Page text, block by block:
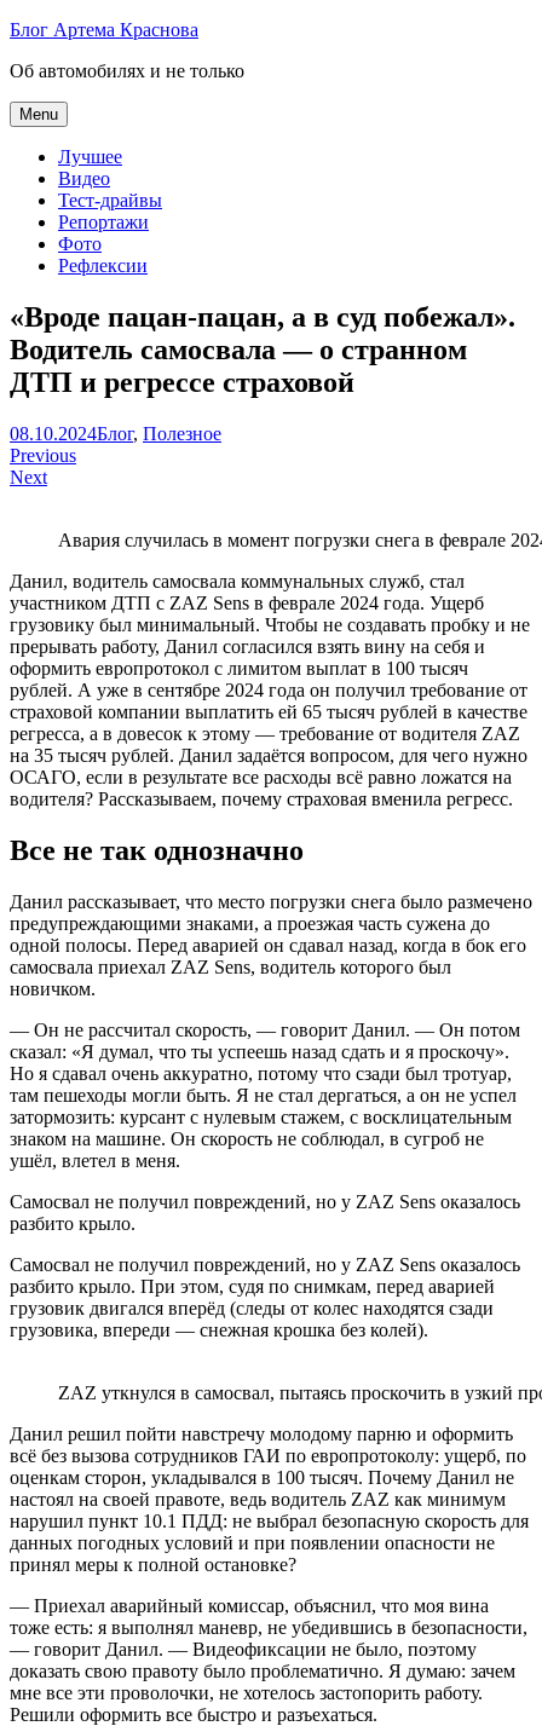
Skip
content
Блог Артема Краснова
Об автомобилях и не только
Menu
Лучшее
Видео
Тест-драйвы
Репортажи
Фото
Рефлексии
«Вроде пацан-пацан, а в суд побежал».
Водитель самосвала — о странном
ДТП и регрессе страховой
Артем
Краснов
08.10.2024Блог, Полезное
Навигация
по
Previous
Next
Авария случилась в момент погрузки снега в феврале
Данил, водитель самосвала коммунальных служб, стал
участником ДТП с ZAZ Sens в феврале 2024 года. Ущерб
грузовику был минимальный. Чтобы не создавать пробку и не
прерывать работу, Данил согласился взять вину на себя и
оформить европротокол с лимитом выплат в 100 тысяч
рублей. А уже в сентябре 2024 года он получил требование от
страховой компании выплатить ей 65 тысяч рублей в качестве
регресса, а в довесок к этому — требование от водителя ZAZ
на 35 тысяч рублей. Данил задаётся вопросом, для чего нужно
ОСАГО, если в результате все расходы всё равно ложатся на
водителя? Рассказываем, почему страховая вменила регресс.
Все не так однозначно
Данил рассказывает, что место погрузки снега было размечено
предупреждающими знаками, а проезжая часть сужена до
одной полосы. Перед аварией он сдавал назад, когда в бок его
самосвала приехал ZAZ Sens, водитель которого был
новичком.
— Он не рассчитал скорость, — говорит Данил. — Он потом
сказал: «Я думал, что ты успеешь назад сдать и я проскочу».
Но я сдавал очень аккуратно, потому что сзади был тротуар,
там пешеходы могли быть. Я не стал дергаться, а он не успел
затормозить: курсант с нулевым стажем, с восклицательным
знаком на машине. Он скорость не соблюдал, в сугроб не
ушёл, влетел в меня.
Самосвал не получил повреждений, но у ZAZ Sens оказалось
разбито крыло.
Самосвал не получил повреждений, но у ZAZ Sens оказалось
разбито крыло. При этом, судя по снимкам, перед аварией
грузовик двигался вперёд (следы от колес находятся сзади
грузовика, впереди — снежная крошка без колей).
ZAZ уткнулся в самосвал, пытаясь проскочить в узкий
Данил решил пойти навстречу молодому парню и оформить
всё без вызова сотрудников ГАИ по европротоколу: ущерб, по
оценкам сторон, укладывался в 100 тысяч. Почему Данил не
настоял на своей правоте, ведь водитель ZAZ как минимум
нарушил пункт 10.1 ПДД: не выбрал безопасную скорость для
данных погодных условий и при появлении опасности не
принял меры к полной остановке?
— Приехал аварийный комиссар, объяснил, что моя вина
тоже есть: я выполнял маневр, не убедившись в безопасности,
— говорит Данил. — Видеофиксации не было, поэтому
доказать свою правоту было проблематично. Я думаю: зачем
мне все эти проволочки, не хотелось застопорить работу.
Решили оформить все быстро и разъехаться.